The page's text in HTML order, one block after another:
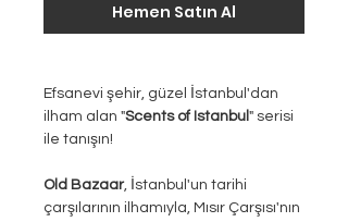
Hemen Satın Al
Efsanevi şehir, güzel İstanbul'dan
ilham alan "Scents of Istanbul " serisi
ile tanışın!
Old Bazaar, İstanbul'un tarihi
çarşılarının ilhamıyla, Mısır Çarşısı'nın